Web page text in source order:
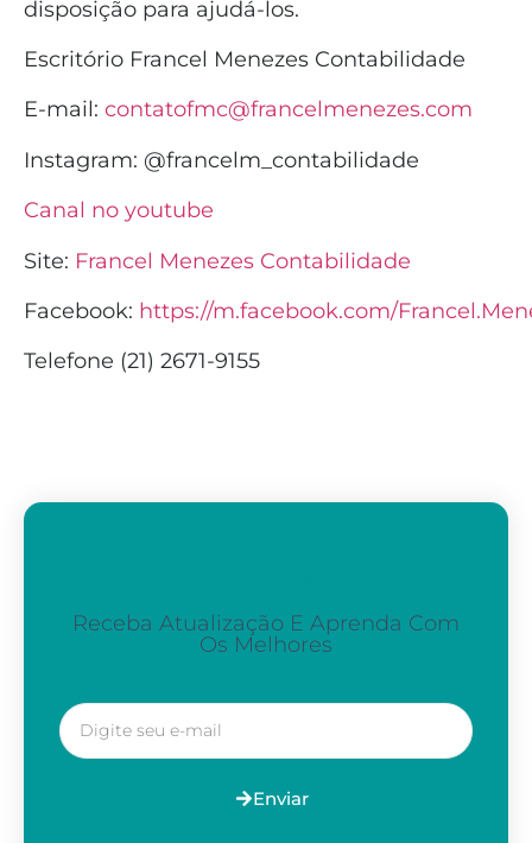
disposição para ajudá-los.
Escritório Francel Menezes Contabilidade
E-mail: contatofmc@francelmenezes.com
Instagram: @francelm_contabilidade
Canal no youtube
Site: Francel Menezes Contabilidade
Facebook: https://m.facebook.com/
Telefone (21) 2671-9155
Receba Atualização E Aprenda Com
Os Melhores
Enviar